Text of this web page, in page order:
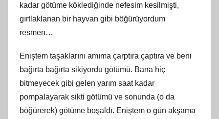
kadar götüme köklediğinde nefesim kesilmişti,
gırtlaklanan bir hayvan gibi böğürüyordum
resmen…
Eniştem taşaklarını amıma çarptıra çaptıra ve beni
bağırta bağırta sikiyordu götümü. Bana hiç
bitmeyecek gibi gelen yarım saat kadar
pompalayarak sikti götümü ve sonunda (o da
böğürerek) götüme boşaldı. Eniştem o gün akşama